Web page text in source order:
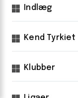
Indlæg
Kend Tyrkiet
Klubber